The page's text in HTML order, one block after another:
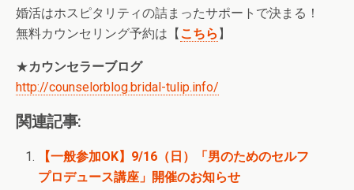
婚活はホスピタリティの詰まったサポートで決まる！
無料カウンセリング予約は【こちら 】
★カウンセラーブログ
http://counselorblog.bridal-tulip.info/
関連記事:
【一般参加OK】9/16（日）「男のためのセルフ
プロデュース講座」開催のお知らせ